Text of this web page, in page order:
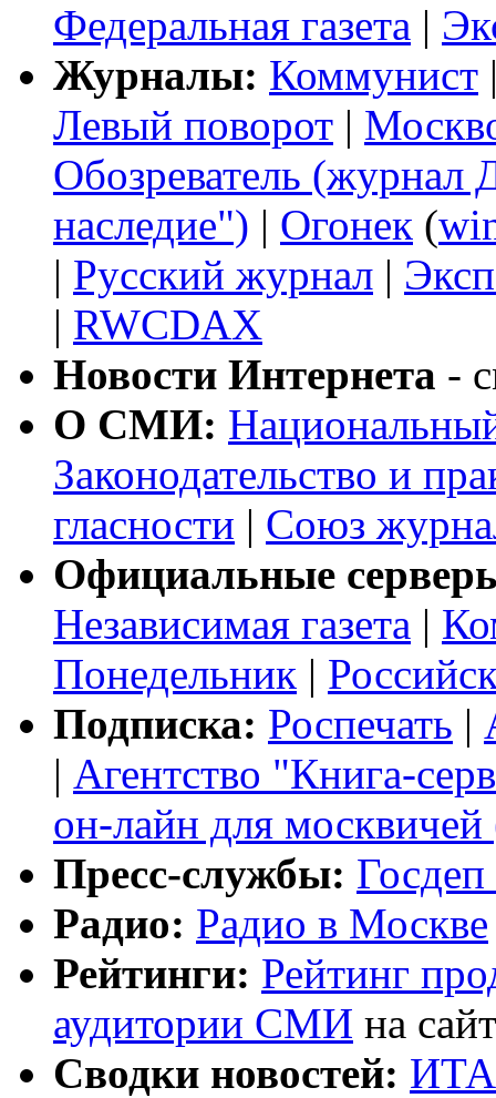
Федеральная газета |
Журналы: Коммунист
Левый поворот |
Обозреватель
наследие") | Огонек (
| Русский журнал |
| RWCDAX
Новости Интернета -
О СМИ:
Законодательство и
гласности | Союз
Официальные
Независимая газета |
Понедельник |
Подписка: Роспечать |
| Агентство "Книга-
он-лайн для
Пресс-службы:
Радио: Радио в Москве
Рейтинги: Рейтинг
аудитории СМИ на
Сводки новостей: